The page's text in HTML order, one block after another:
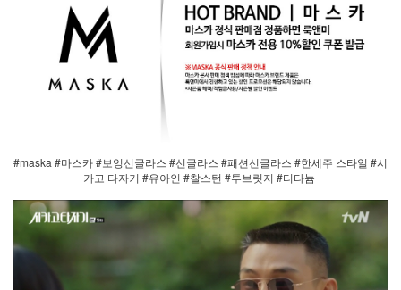
#maska #마스카 #보잉선글라스 #선글라스 #패션선글라스 #한세주 스타일 #시
카고 타자기 #유아인 #찰스턴 #투브릿지 #티타늄